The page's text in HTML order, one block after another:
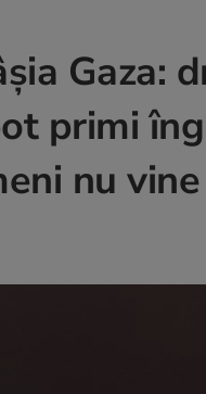
Gaza:
primi
nu